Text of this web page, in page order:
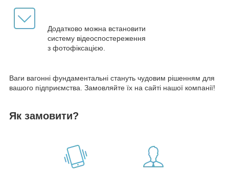
Додатково можна встановити
систему відеоспостереження
з фотофіксацією.
Ваги вагонні фундаментальні стануть чудовим рішенням для
вашого підприємства. Замовляйте їх на сайті нашої компанії!
Як замовити?